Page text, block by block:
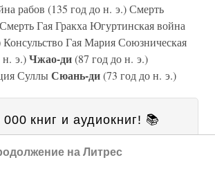
рабов (135 год до н. э.) Смерть
Гая Гракха Югуртинская война
Консульство Гая Мария Союзническая
н. э.)Чжао-ди(87 год до н. э.)
СуллыСюань-ди(73 год до н. э.)
книг и аудиокниг! 📚
Литрес Подписки в
на Литрес